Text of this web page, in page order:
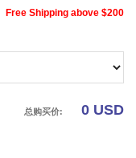
Free Shipping above $200
总购买价: 0 USD